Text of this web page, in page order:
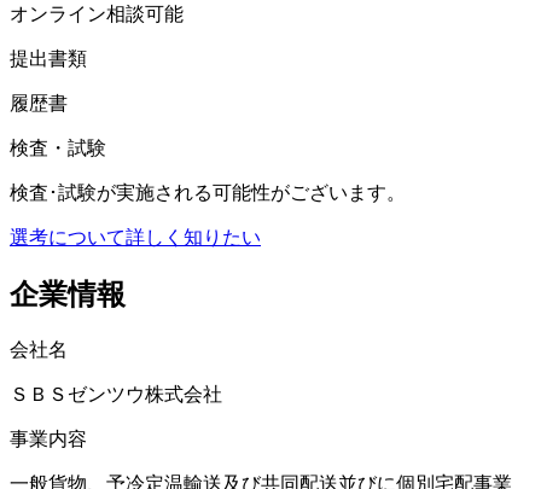
オンライン相談可能
提出書類
履歴書
検査・試験
検査･試験が実施される可能性がございます。
選考について詳しく知りたい
企業情報
会社名
ＳＢＳゼンツウ株式会社
事業内容
一般貨物、予冷定温輸送及び共同配送並びに個別宅配事業